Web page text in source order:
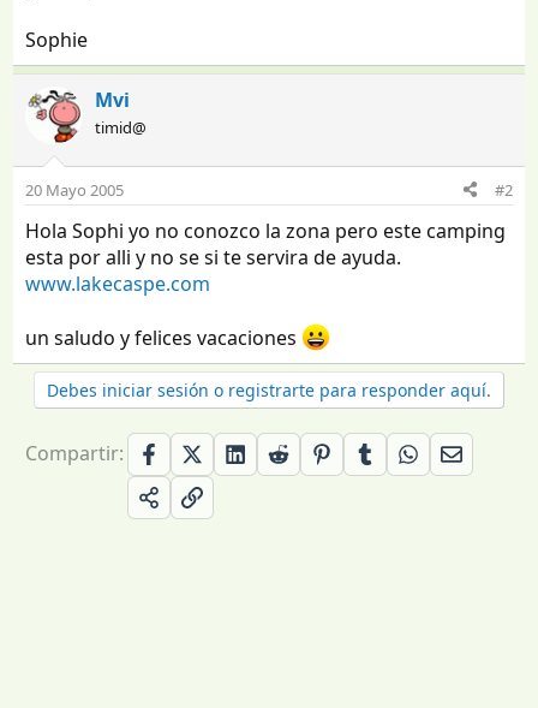
Sophie
Mvi
timid@
20 Mayo 2005 #2
Hola Sophi yo no conozco la zona pero este camping
esta por alli y no se si te servira de ayuda.
www.lakecaspe.com
un saludo y felices vacaciones
Debes iniciar sesión o registrarte para responder aquí.
Compartir: